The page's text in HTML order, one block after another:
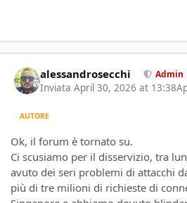
alessandrosecchi Admin
Inviata April 30, 2026 at 13:38
AUTORE
Ok, il forum è tornato su.
Ci scusiamo per il disservizio, tra
avuto dei seri problemi di attacchi
più di tre milioni di richieste di